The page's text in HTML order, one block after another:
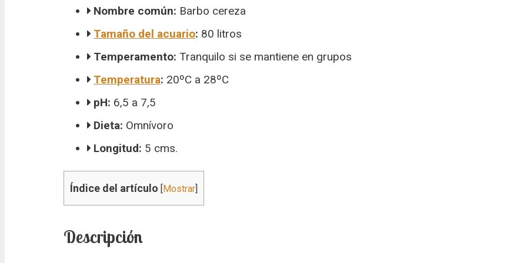
Nombre común: Barbo cereza
Tamaño del acuario: 80 litros
Temperamento: Tranquilo si se mantiene en grupos
Temperatura: 20ºC a 28ºC
pH: 6,5 a 7,5
Dieta: Omnívoro
Longitud: 5 cms.
Índice del artículo Mostrar
Descripción